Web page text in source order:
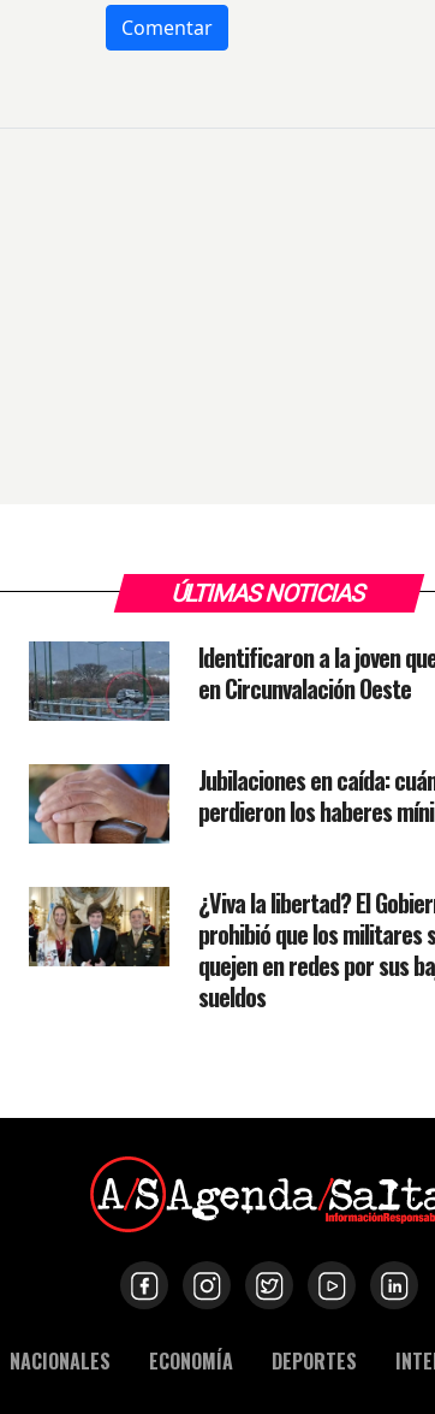
ÚLTIMAS NOTICIAS
Identificaron a la joven
en Circunvalación Oeste
Jubilaciones en caída:
perdieron los haberes
¿Viva la libertad? El
prohibió que los militares
quejen en redes por sus
sueldos
NACIONALES ECONOMÍA DEPORTES